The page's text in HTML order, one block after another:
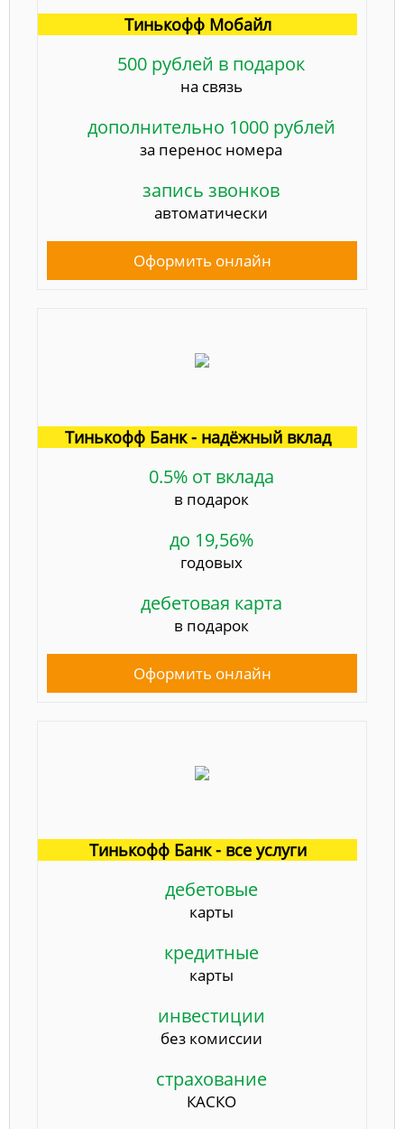
Тинькофф Мобайл
500 рублей в подарок
на связь
дополнительно 1000 рублей
за перенос номера
запись звонков
автоматически
Оформить онлайн
Тинькофф Банк - надёжный вклад
0.5% от вклада
в подарок
до 19,56%
годовых
дебетовая карта
в подарок
Оформить онлайн
Тинькофф Банк - все услуги
дебетовые
карты
кредитные
карты
инвестиции
без комиссии
страхование
КАСКО